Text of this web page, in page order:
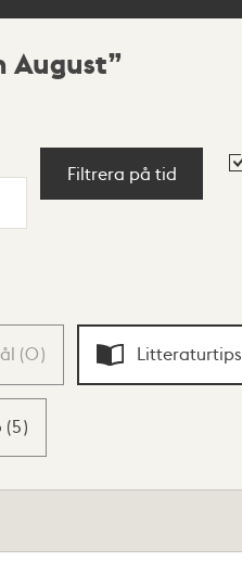
August
Filtrera på tid
(0) Litteraturtips
(5)